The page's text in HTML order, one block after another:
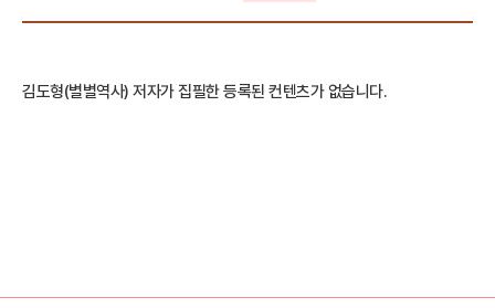
김도형(별별역사) 저자가 집필한 등록된 컨텐츠가 없습니다.